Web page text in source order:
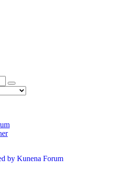
by Kunena Forum